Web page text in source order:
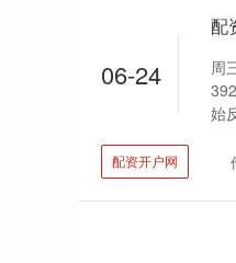
06-24
配
周
始
配资开户网